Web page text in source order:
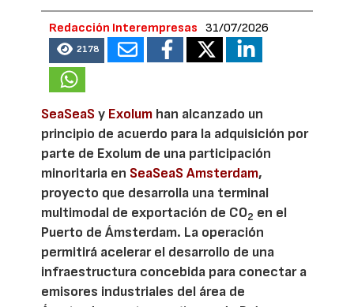
Redacción Interempresas 31/07/2026
2178
SeaSeaSy Exolum han alcanzado un
principio de acuerdo para la adquisición por
parte de Exolum de una participación
minoritaria en SeaSeaS Amsterdam,
proyecto que desarrolla una terminal
multimodal de exportación de CO2 en el
Puerto de Ámsterdam. La operación
permitirá acelerar el desarrollo de una
infraestructura concebida para conectar a
emisores industriales del área de